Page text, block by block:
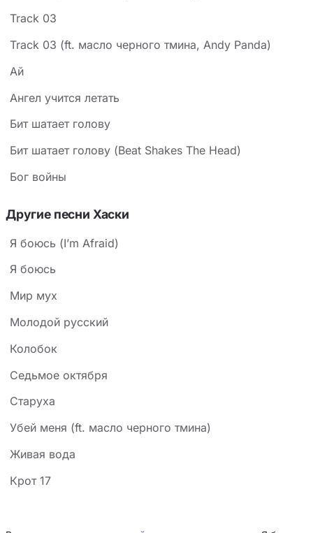
Track 03
Track 03 (ft. масло черного тмина, Andy Panda)
Ай
Ангел учится летать
Бит шатает голову
Бит шатает голову (Beat Shakes The Head)
Бог войны
Другие песни Хаски
Я боюсь (I’m Afraid)
Я боюсь
Мир мух
Молодой русский
Колобок
Седьмое октября
Старуха
Убей меня (ft. масло черного тмина)
Живая вода
Крот 17